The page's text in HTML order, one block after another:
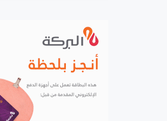
السورية للحبوب: استلام أكثر
من مليونين ونصف المليون
طن من ‌‏محصول القمح ‏
الكهرباء والغاز والبنى التحتية
في صدارة التعاون السوري